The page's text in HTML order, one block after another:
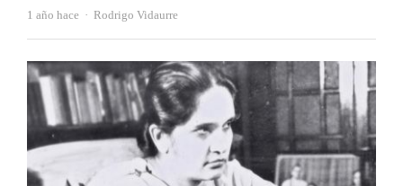
1 año hace Autor
Rodrigo Vidaurre